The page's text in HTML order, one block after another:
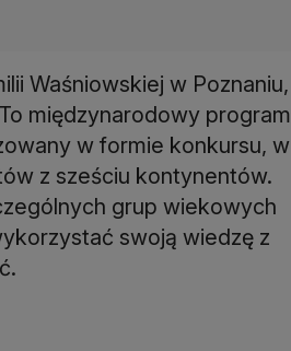
Waśniowskiej w Poznaniu,
międzynarodowy program
w formie konkursu, w
z sześciu kontynentów.
grup wiekowych
swoją wiedzę z